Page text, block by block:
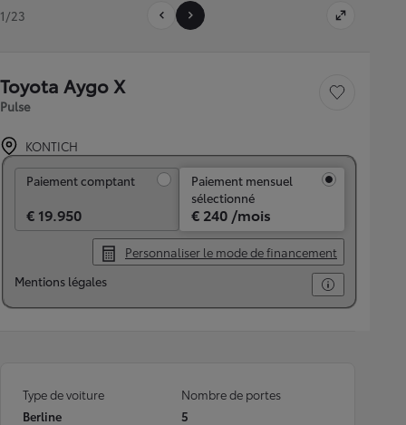
1/23
Toyota Aygo X
Pulse
Sauvegarder le
KONTICH
Paiement comptant
€ 19.950
Paiement mensuel
sélectionné
€ 240 /mois
Personnaliser le mode de financement
Mentions légales
Type de voiture
Berline
Nombre de portes
5